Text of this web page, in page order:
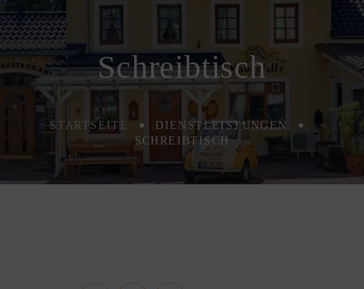
Schreibtisch
STARTSEITE
DIENSTLEISTUNGEN
SCHREIBTISCH